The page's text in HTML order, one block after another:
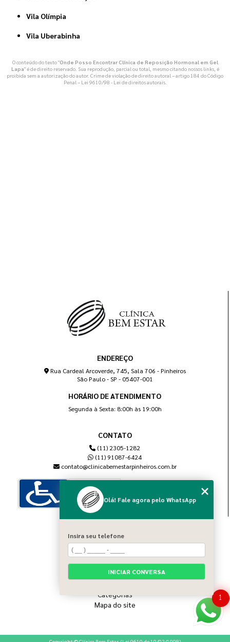
Vila Olímpia
Vila Uberabinha
O conteúdo do texto "Onde Posso Encontrar Clínica de Reposição Hormonal em Gel
Lapa" é de direito reservado. Sua reprodução, parcial ou total, mesmo citando nossos links, é
proibida sem a autorização do autor. Crime de violação de direito autoral – artigo 184 do Código
Penal – Lei 9610/98 - Lei de direitos autorais.
ENDEREÇO
Rua Cardeal Arcoverde, 745, Sala 706 - Pinheiros
São Paulo - SP - 05407-001
HORÁRIO DE ATENDIMENTO
Segunda à Sexta: 8:00h às 19:00h
CONTATO
(11) 2305-1282
(11) 91087-6424
contato@clinicabemestarpinheiros.com.br
Home
Sobre nós
Blog
Serviços
Categorias
Mapa do site
1
Olá! Fale agora pelo WhatsApp
Insira seu telefone
INICIAR CONVERSA